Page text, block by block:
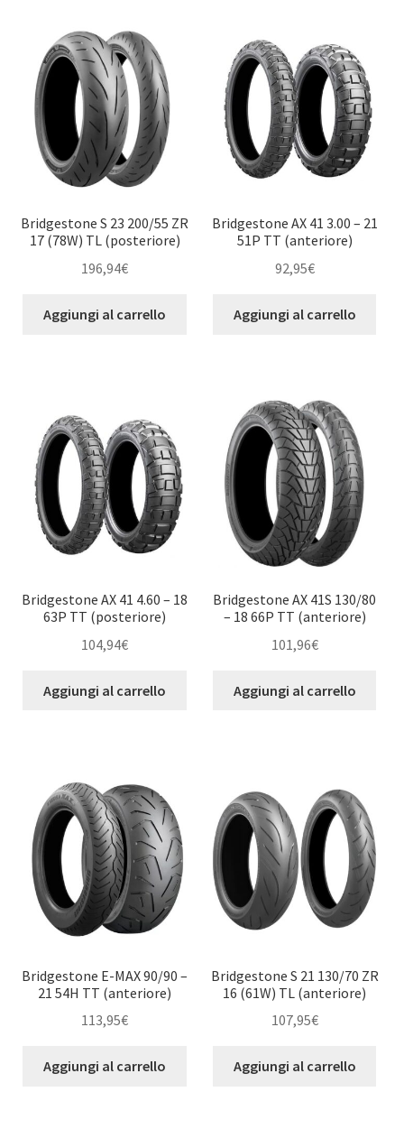
Bridgestone S 23 200/55 ZR
17 (78W) TL (posteriore)
196,94€
Aggiungi al carrello
Bridgestone AX 41 3.00 – 21
51P TT (anteriore)
92,95€
Aggiungi al carrello
Bridgestone AX 41 4.60 – 18
63P TT (posteriore)
104,94€
Aggiungi al carrello
Bridgestone AX 41S 130/80
– 18 66P TT (anteriore)
101,96€
Aggiungi al carrello
Bridgestone E-MAX 90/90 –
21 54H TT (anteriore)
113,95€
Aggiungi al carrello
Bridgestone S 21 130/70 ZR
16 (61W) TL (anteriore)
107,95€
Aggiungi al carrello